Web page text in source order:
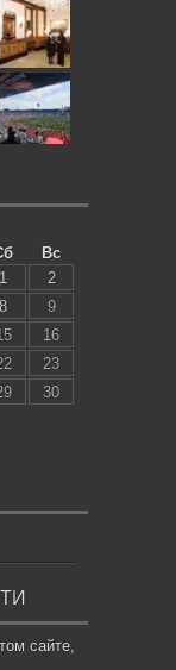
Вс
1
2
8
9
16
23
30
сайте,